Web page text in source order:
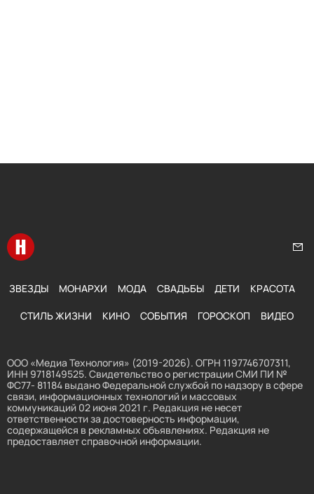
Перейти на главную
ЗВЕЗДЫ МОНАРХИ МОДА СВАДЬБЫ ДЕТИ КРАСОТА
СТИЛЬ ЖИЗНИ КИНО СОБЫТИЯ ГОРОСКОП ВИДЕО
ООО «Медиа Технология» (2019-2026). ОГРН 1197746707311,
ИНН 9718149525. Свидетельство о регистрации СМИ ПИ №
ФС77- 81184 выдано Федеральной службой по надзору в сфере
связи, информационных технологий и массовых
коммуникаций 02 июня 2021 г. Редакция не несет
ответственности за достоверность информации,
содержащейся в рекламных объявлениях. Редакция не
предоставляет справочной информации.